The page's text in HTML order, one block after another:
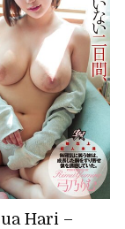
Hari –